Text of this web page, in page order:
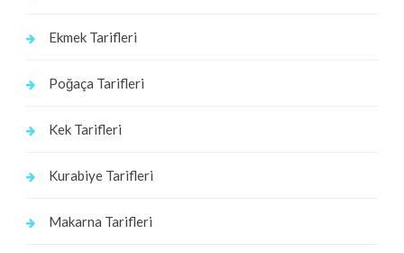
Ekmek Tarifleri
Poğaça Tarifleri
Kek Tarifleri
Kurabiye Tarifleri
Makarna Tarifleri